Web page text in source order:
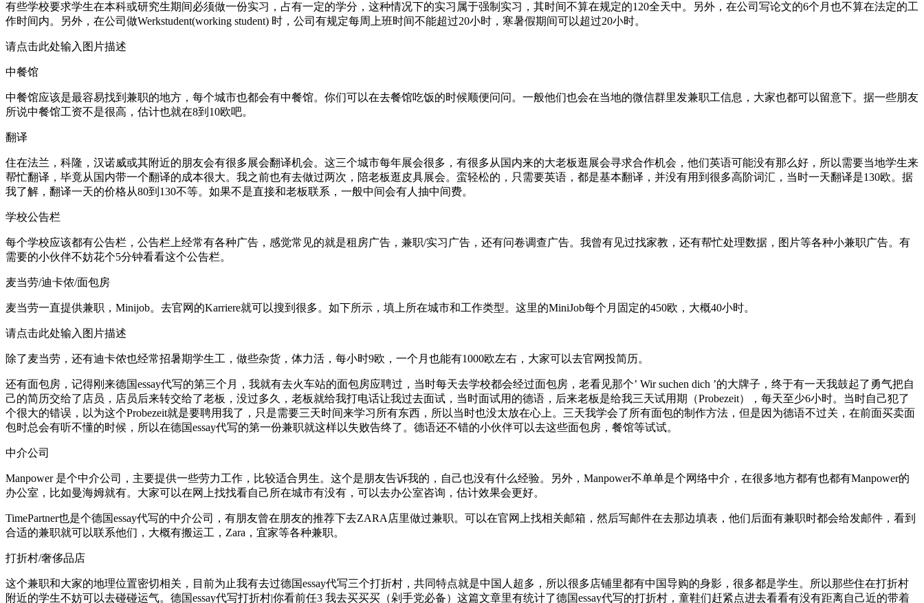
有些学校要求学生在本科或研究生期间必须做一份实习，占有一定的学分，这种情况下的实习属于强制实习，其时间不算在规定的120全天中。另外，在公司写论文的6个月也不算在法定的工
作时间内。另外，在公司做Werkstudent(working student) 时，公司有规定每周上班时间不能超过20小时，寒暑假期间可以超过20小时。
请点击此处输入图片描述
中餐馆
中餐馆应该是最容易找到兼职的地方，每个城市也都会有中餐馆。你们可以在去餐馆吃饭的时候顺便问问。一般他们也会在当地的微信群里发兼职工信息，大家也都可以留意下。据一些朋友
所说中餐馆工资不是很高，估计也就在8到10欧吧。
翻译
住在法兰，科隆，汉诺威或其附近的朋友会有很多展会翻译机会。这三个城市每年展会很多，有很多从国内来的大老板逛展会寻求合作机会，他们英语可能没有那么好，所以需要当地学生来
帮忙翻译，毕竟从国内带一个翻译的成本很大。我之前也有去做过两次，陪老板逛皮具展会。蛮轻松的，只需要英语，都是基本翻译，并没有用到很多高阶词汇，当时一天翻译是130欧。据
我了解，翻译一天的价格从80到130不等。如果不是直接和老板联系，一般中间会有人抽中间费。
学校公告栏
每个学校应该都有公告栏，公告栏上经常有各种广告，感觉常见的就是租房广告，兼职/实习广告，还有问卷调查广告。我曾有见过找家教，还有帮忙处理数据，图片等各种小兼职广告。有
需要的小伙伴不妨花个5分钟看看这个公告栏。
麦当劳/迪卡侬/面包房
麦当劳一直提供兼职，Minijob。去官网的Karriere就可以搜到很多。如下所示，填上所在城市和工作类型。这里的MiniJob每个月固定的450欧，大概40小时。
请点击此处输入图片描述
除了麦当劳，还有迪卡侬也经常招暑期学生工，做些杂货，体力活，每小时9欧，一个月也能有1000欧左右，大家可以去官网投简历。
还有面包房，记得刚来德国essay代写的第三个月，我就有去火车站的面包房应聘过，当时每天去学校都会经过面包房，老看见那个’ Wir suchen dich ’的大牌子，终于有一天我鼓起了勇气把自
己的简历交给了店员，店员后来转交给了老板，没过多久，老板就给我打电话让我过去面试，当时面试用的德语，后来老板是给我三天试用期（Probezeit），每天至少6小时。当时自己犯了
个很大的错误，以为这个Probezeit就是要聘用我了，只是需要三天时间来学习所有东西，所以当时也没太放在心上。三天我学会了所有面包的制作方法，但是因为德语不过关，在前面买卖面
包时总会有听不懂的时候，所以在德国essay代写的第一份兼职就这样以失败告终了。德语还不错的小伙伴可以去这些面包房，餐馆等试试。
中介公司
Manpower 是个中介公司，主要提供一些劳力工作，比较适合男生。这个是朋友告诉我的，自己也没有什么经验。另外，Manpower不单单是个网络中介，在很多地方都有也都有Manpower的
办公室，比如曼海姆就有。大家可以在网上找找看自己所在城市有没有，可以去办公室咨询，估计效果会更好。
TimePartner也是个德国essay代写的中介公司，有朋友曾在朋友的推荐下去ZARA店里做过兼职。可以在官网上找相关邮箱，然后写邮件在去那边填表，他们后面有兼职时都会给发邮件，看到
合适的兼职就可以联系他们，大概有搬运工，Zara，宜家等各种兼职。
打折村/奢侈品店
这个兼职和大家的地理位置密切相关，目前为止我有去过德国essay代写三个打折村，共同特点就是中国人超多，所以很多店铺里都有中国导购的身影，很多都是学生。所以那些住在打折村
附近的学生不妨可以去碰碰运气。德国essay代写打折村|你看前任3 我去买买买（剁手党必备）这篇文章里有统计了德国essay代写的打折村，童鞋们赶紧点进去看看有没有距离自己近的带着